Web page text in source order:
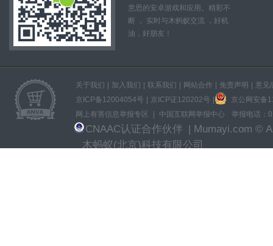
意思的安卓游戏和应用。精彩不
断 ， 实时与木蚂蚁交流 ，好机
油，好朋友！
关于我们 加入我们 联系我们 网站合作 免责声明
意见
京ICP备12004054号
京ICP证120202号
京公网安备
网上有害信息举报专区
中国互联网举报中心 举报电话：
CNAAC认证合作伙伴 | Mumayi.com ©
木蚂蚁(北京)科技有限公司